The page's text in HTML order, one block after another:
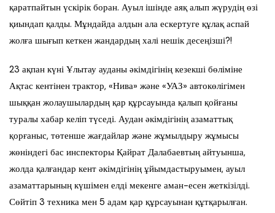
қаратпайтын үскірік боран. Ауыл ішінде аяқ алып жүрудің өзі
қиындап қалды. Мұндайда алдын ала ескертуге құлақ аспай
жолға шығып кеткен жандардың халі нешік десеңізші?!
23 ақпан күні Ұлытау ауданы әкімдігінің кезекші бөліміне
Ақтас кентінен трактор, «Нива» және «УАЗ» автокөлігімен
шыққан жолаушылардың қар құрсауында қалып қойғаны
туралы хабар келіп түседі. Аудан әкімдігінің азаматтық
қорғаныс, төтенше жағдайлар және жұмылдыру жұмысы
жөніндегі бас инспекторы Қайрат Далабаевтың айтуынша,
жолда қалғандар кент әкімдігінің ұйымдастыруымен, ауыл
азаматтарының күшімен елді мекенге аман-есен жеткізілді.
Сөйтіп 3 техника мен 5 адам қар құрсауынан құтқарылған.